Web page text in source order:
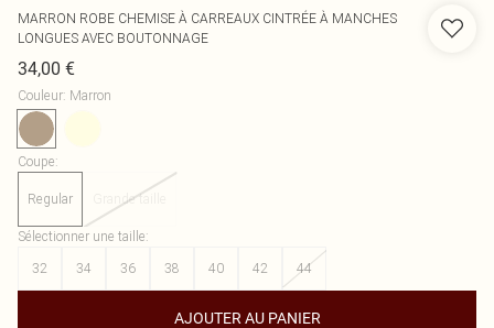
MARRON ROBE CHEMISE À CARREAUX CINTRÉE À MANCHES
LONGUES AVEC BOUTONNAGE
34,00 €
Couleur: Marron
Coupe:
Regular Grande taille
Sélectionner une taille:
32
34 36 38 40 42 44
AJOUTER AU PANIER